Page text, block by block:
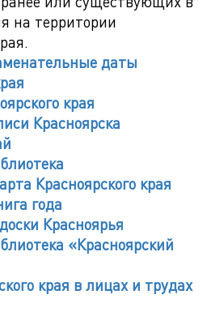
на территории
даты
края
Красноярска
Красноярского края
года
Красноярья
«Красноярский
края в лицах и трудах